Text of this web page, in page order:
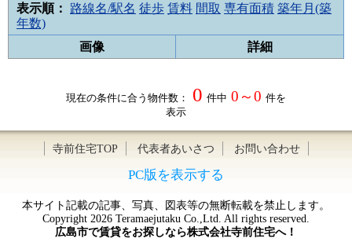
表示順： 路線名/駅名 徒歩 賃料 間取 専有面積 築年月(築
年数)
画像
詳細
現在の条件に合う物件数： 0 件中 0～0 件を
表示
寺前住宅TOP 代表者あいさつ お問い合わせ
PC版を表示する
本サイト記載の記事、写真、図表等の無断転載を禁止します。
Copyright 2026 Teramaejutaku Co.,Ltd. All rights reserved.
広島市で賃貸をお探しなら株式会社寺前住宅へ！